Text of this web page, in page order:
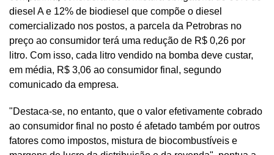
diesel A e 12% de biodiesel que compõe o diesel
comercializado nos postos, a parcela da Petrobras no
preço ao consumidor terá uma redução de R$ 0,26 por
litro. Com isso, cada litro vendido na bomba deve custar,
em média, R$ 3,06 ao consumidor final, segundo
comunicado da empresa.
"Destaca-se, no entanto, que o valor efetivamente cobrado
ao consumidor final no posto é afetado também por outros
fatores como impostos, mistura de biocombustíveis e